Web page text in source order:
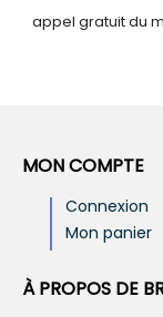
appel gratuit du
MON COMPTE
Connexion
Mon panier
À PROPOS DE